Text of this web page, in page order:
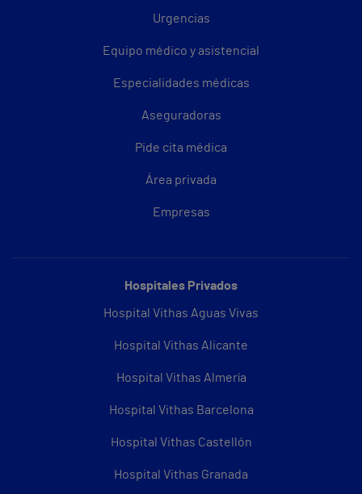
Urgencias
Equipo médico y asistencial
Especialidades médicas
Aseguradoras
Pide cita médica
Área privada
Empresas
Hospitales Privados
Hospital Vithas Aguas Vivas
Hospital Vithas Alicante
Hospital Vithas Almería
Hospital Vithas Barcelona
Hospital Vithas Castellón
Hospital Vithas Granada